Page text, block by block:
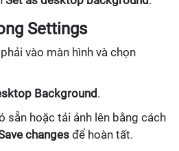
Settings
vào màn hình và chọn
Background .
sẵn hoặc tải ảnh lên bằng cách
changesđể hoàn tất.